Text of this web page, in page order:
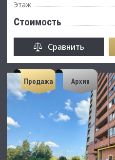
Этаж
Стоимость
Сравнить
Продажа Архив